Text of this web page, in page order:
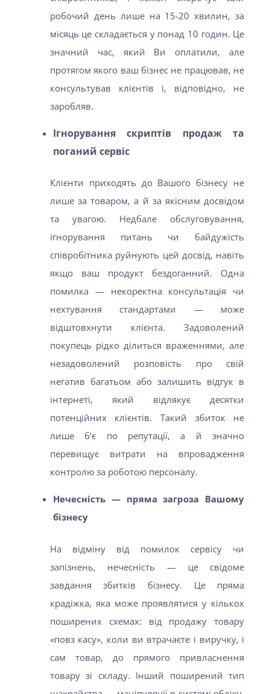
робочий день лише на 15-20 хвилин, за
місяць це складається у понад 10 годин. Це
значний час, який Ви оплатили, але
протягом якого ваш бізнес не працював, не
консультував клієнтів і, відповідно, не
заробляв.
Ігнорування скриптів продаж та
поганий сервіс
Клієнти приходять до Вашого бізнесу не
лише за товаром, а й за якісним досвідом
та увагою. Недбале обслуговування,
ігнорування питань чи байдужість
співробітника руйнують цей досвід, навіть
якщо ваш продукт бездоганний. Одна
помилка — некоректна консультація чи
нехтування стандартами — може
відштовхнути клієнта. Задоволений
покупець рідко ділиться враженнями, але
незадоволений розповість про свій
негатив багатьом або залишить відгук в
інтернеті, який відлякує десятки
потенційних клієнтів. Такий збиток не
лише б’є по репутації, а й значно
перевищує витрати на впровадження
контролю за роботою персоналу.
Нечесність — пряма загроза Вашому
бізнесу
На відміну від помилок сервісу чи
запізнень, нечесність — це свідоме
завдання збитків бізнесу. Це пряма
крадіжка, яка може проявлятися у кількох
поширених схемах: від продажу товару
«повз касу», коли ви втрачаєте і виручку, і
сам товар, до прямого привласнення
товару зі складу. Інший поширений тип